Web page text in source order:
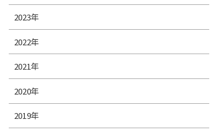
2023年
2022年
2021年
2020年
2019年